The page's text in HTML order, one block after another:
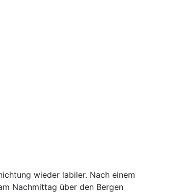
wieder labiler. Nach einem
Nachmittag über den Bergen